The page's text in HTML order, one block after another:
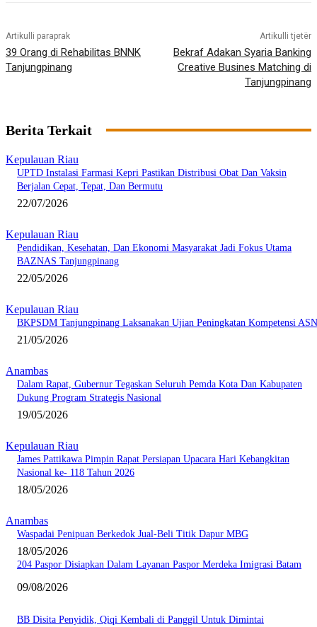
Artikulli paraprak
39 Orang di Rehabilitas BNNK
Tanjungpinang
Artikulli tjetër
Bekraf Adakan Syaria Banking
Creative Busines Matching di
Tanjungpinang
Berita Terkait
Kepulauan Riau
UPTD Instalasi Farmasi Kepri Pastikan Distribusi Obat Dan Vaksin
Berjalan Cepat, Tepat, Dan Bermutu
22/07/2026
Kepulauan Riau
Pendidikan, Kesehatan, Dan Ekonomi Masyarakat Jadi Fokus Utama
BAZNAS Tanjungpinang
22/05/2026
Kepulauan Riau
BKPSDM Tanjungpinang Laksanakan Ujian Peningkatan Kompetensi ASN
21/05/2026
Anambas
Dalam Rapat, Gubernur Tegaskan Seluruh Pemda Kota Dan Kabupaten
Dukung Program Strategis Nasional
19/05/2026
Kepulauan Riau
James Pattikawa Pimpin Rapat Persiapan Upacara Hari Kebangkitan
Nasional ke- 118 Tahun 2026
18/05/2026
Anambas
Waspadai Penipuan Berkedok Jual-Beli Titik Dapur MBG
18/05/2026
204 Paspor Disiapkan Dalam Layanan Paspor Merdeka Imigrasi Batam
09/08/2026
BB Disita Penyidik, Qiqi Kembali di Panggil Untuk Dimintai